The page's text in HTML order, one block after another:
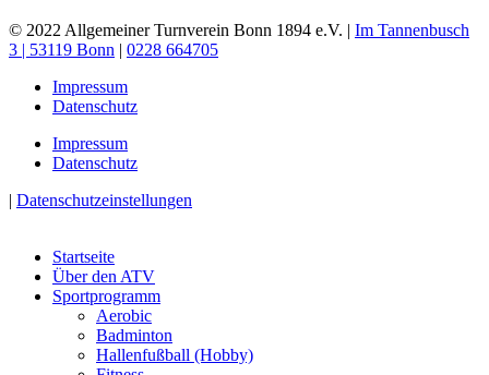
© 2022 Allgemeiner Turnverein Bonn 1894 e.V. | Im Tannenbusch
3 | 53119 Bonn | 0228 664705
Impressum
Datenschutz
Impressum
Datenschutz
| Datenschutzeinstellungen
Startseite
Über den ATV
Sportprogramm
Aerobic
Badminton
Hallenfußball (Hobby)